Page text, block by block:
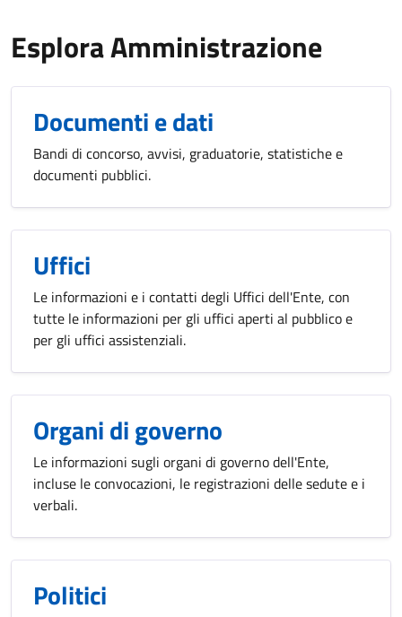
Esplora Amministrazione
Documenti e dati
Bandi di concorso, avvisi, graduatorie, statistiche e
documenti pubblici.
Uffici
Le informazioni e i contatti degli Uffici dell'Ente, con
tutte le informazioni per gli uffici aperti al pubblico e
per gli uffici assistenziali.
Organi di governo
Le informazioni sugli organi di governo dell'Ente,
incluse le convocazioni, le registrazioni delle sedute e i
verbali.
Politici